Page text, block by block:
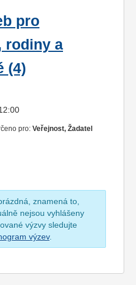
pro
rodiny a
(4)
pro: Veřejnost, Žadatel
znamená to,
nejsou vyhlášeny
výzvy sledujte
výzev.